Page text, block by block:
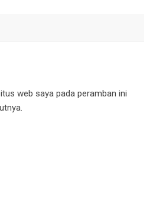
web saya pada peramban ini